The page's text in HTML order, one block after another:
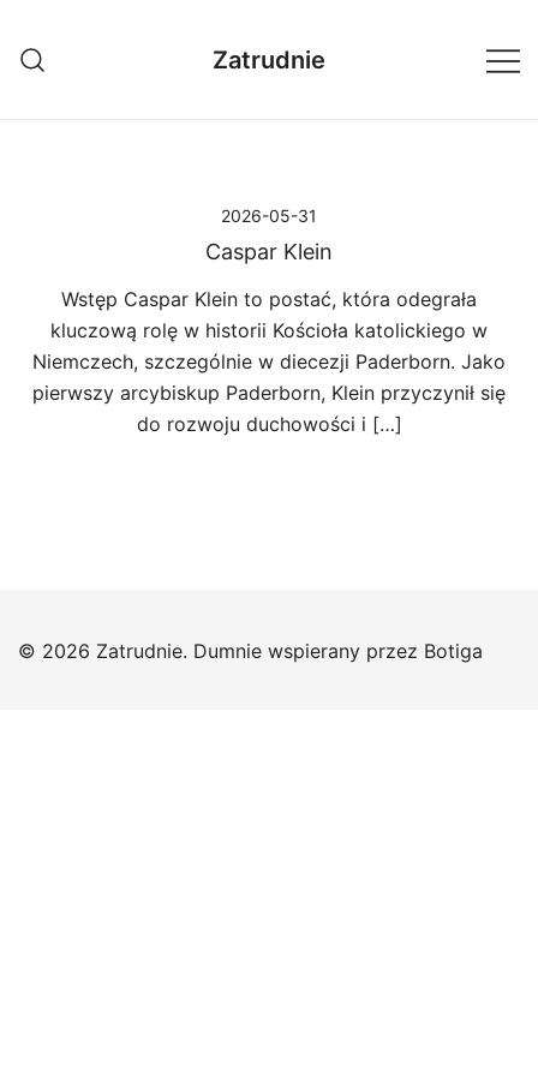
treści
Zatrudnie
2026-05-31
Caspar Klein
Wstęp Caspar Klein to postać, która odegrała
kluczową rolę w historii Kościoła katolickiego w
Niemczech, szczególnie w diecezji Paderborn. Jako
pierwszy arcybiskup Paderborn, Klein przyczynił się
do rozwoju duchowości i […]
© 2026 Zatrudnie. Dumnie wspierany przez Botiga